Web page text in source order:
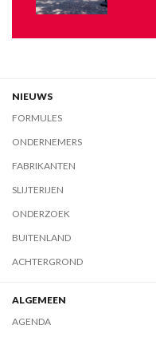
NIEUWS
FORMULES
ONDERNEMERS
FABRIKANTEN
SLIJTERIJEN
ONDERZOEK
BUITENLAND
ACHTERGROND
ALGEMEEN
AGENDA